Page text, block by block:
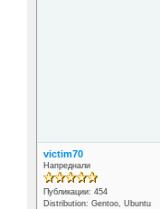
victim70
Напреднали
Публикации: 454
Distribution: Gentoo, Ubuntu